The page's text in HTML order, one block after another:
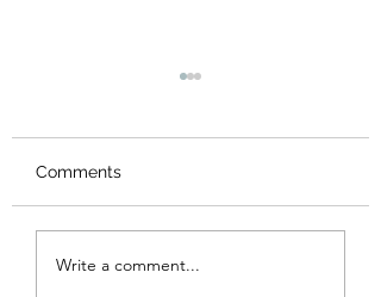
Suvepealinna
Tantsufestival galerii
Comments
Write a comment...